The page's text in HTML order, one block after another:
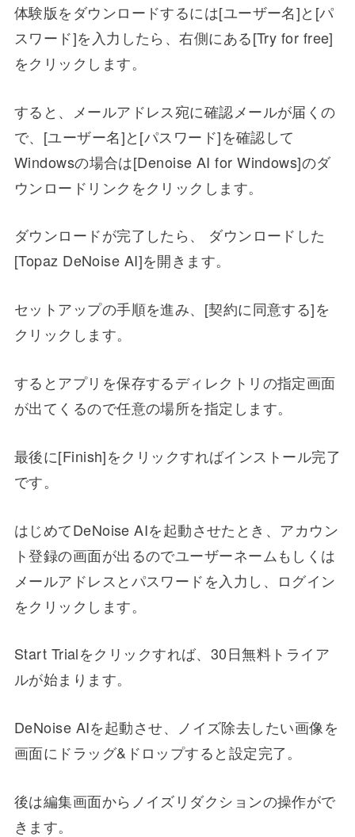
体験版をダウンロードするには[ユーザー名]と[パ
スワード]を入力したら、右側にある[Try for free]
をクリックします。
すると、メールアドレス宛に確認メールが届くの
で、[ユーザー名]と[パスワード]を確認して
Windowsの場合は[Denoise AI for Windows]のダ
ウンロードリンクをクリックします。
ダウンロードが完了したら、 ダウンロードした
[Topaz DeNoise AI]を開きます。
セットアップの手順を進み、[契約に同意する]を
クリックします。
するとアプリを保存するディレクトリの指定画面
が出てくるので任意の場所を指定します。
最後に[Finish]をクリックすればインストール完了
です。
はじめてDeNoise AIを起動させたとき、アカウン
ト登録の画面が出るのでユーザーネームもしくは
メールアドレスとパスワードを入力し、ログイン
をクリックします。
Start Trialをクリックすれば、30日無料トライア
ルが始まります。
DeNoise AIを起動させ、ノイズ除去したい画像を
画面にドラッグ&ドロップすると設定完了。
後は編集画面からノイズリダクションの操作がで
きます。